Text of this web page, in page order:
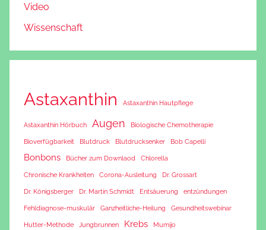
Video
Wissenschaft
Astaxanthin Astaxanthin Hautpflege
Astaxanthin Hörbuch Augen Biologische Chemotherapie
Bioverfügbarkeit Blutdruck Blutdrucksenker Bob Capelli
Bonbons Bücher zum Downlaod Chlorella
Chronische Krankheiten Corona-Ausleitung Dr. Grossart
Dr. Königsberger Dr. Martin Schmidt Entsäuerung entzündungen
Fehldiagnose-muskulär Ganzheitliche-Heilung Gesundheitswebinar
Hutter-Methode Jungbrunnen Krebs Mumijo